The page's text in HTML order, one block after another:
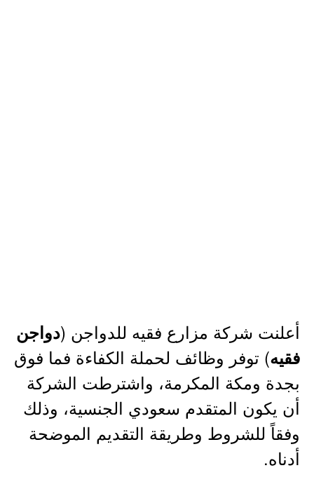
أعلنت شركة مزارع فقيه للدواجن (دواجن
فقيه) توفر وظائف لحملة الكفاءة فما فوق
بجدة ومكة المكرمة، واشترطت الشركة
أن يكون المتقدم سعودي الجنسية، وذلك
وفقاً للشروط وطريقة التقديم الموضحة
أدناه.